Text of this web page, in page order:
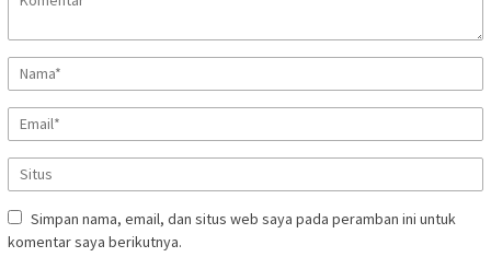
Simpan nama, email, dan situs web saya pada peramban ini untuk
komentar saya berikutnya.